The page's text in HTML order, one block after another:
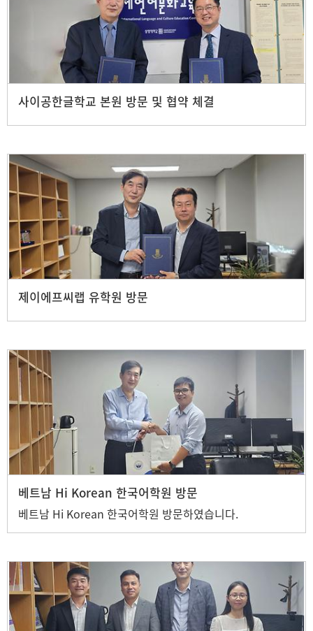
사이공한글학교 본원 방문 및 협약 체결
제이에프씨랩 유학원 방문
베트남 Hi Korean 한국어학원 방문
베트남 Hi Korean 한국어학원 방문하였습니다.